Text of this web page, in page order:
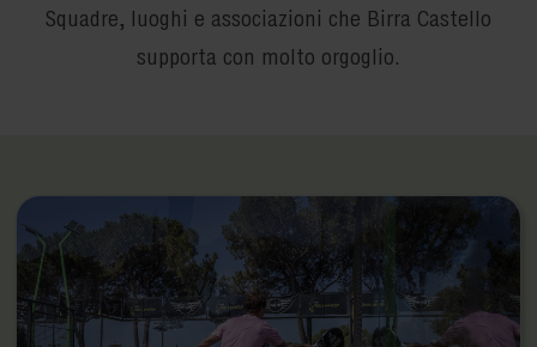
Squadre, luoghi e associazioni che Birra Castello
supporta con molto orgoglio.